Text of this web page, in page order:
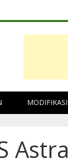
Mesin Sebelum
MODIFIKASI
Astra